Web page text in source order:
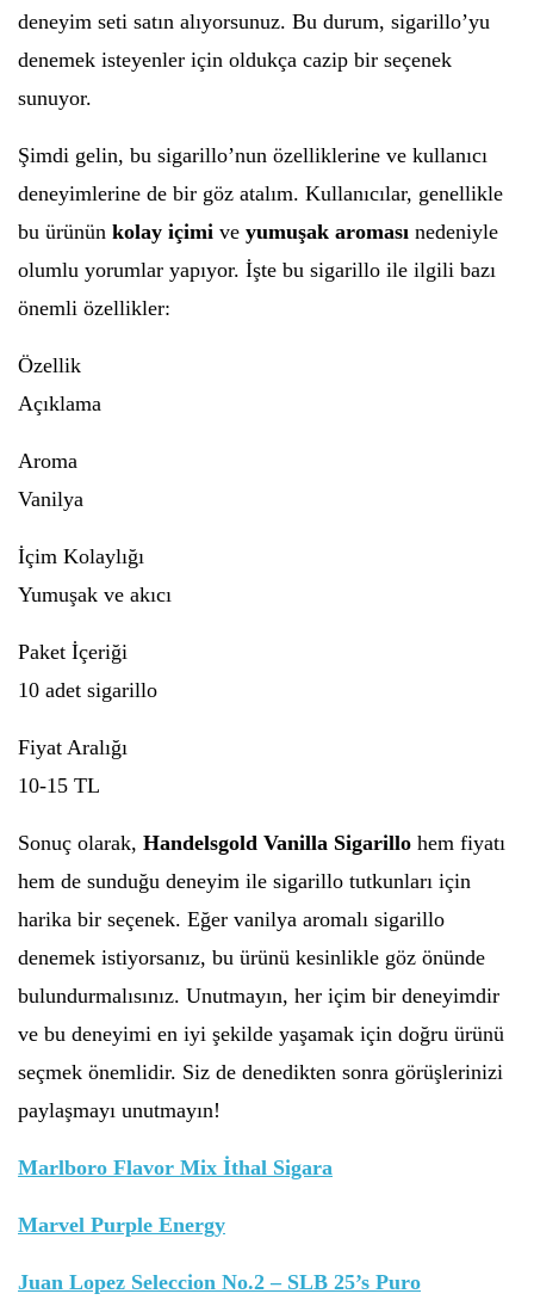
deneyim seti satın alıyorsunuz. Bu durum, sigarillo’yu
denemek isteyenler için oldukça cazip bir seçenek
sunuyor.
Şimdi gelin, bu sigarillo’nun özelliklerine ve kullanıcı
deneyimlerine de bir göz atalım. Kullanıcılar, genellikle
bu ürünün kolay içimi ve yumuşak aroması nedeniyle
olumlu yorumlar yapıyor. İşte bu sigarillo ile ilgili bazı
önemli özellikler:
Özellik
Açıklama
Aroma
Vanilya
İçim Kolaylığı
Yumuşak ve akıcı
Paket İçeriği
10 adet sigarillo
Fiyat Aralığı
10-15 TL
Sonuç olarak, Handelsgold Vanilla Sigarillo hem fiyatı
hem de sunduğu deneyim ile sigarillo tutkunları için
harika bir seçenek. Eğer vanilya aromalı sigarillo
denemek istiyorsanız, bu ürünü kesinlikle göz önünde
bulundurmalısınız. Unutmayın, her içim bir deneyimdir
ve bu deneyimi en iyi şekilde yaşamak için doğru ürünü
seçmek önemlidir. Siz de denedikten sonra görüşlerinizi
paylaşmayı unutmayın!
Marlboro Flavor Mix İthal Sigara
Marvel Purple Energy
Juan Lopez Seleccion No.2 – SLB 25’s Puro